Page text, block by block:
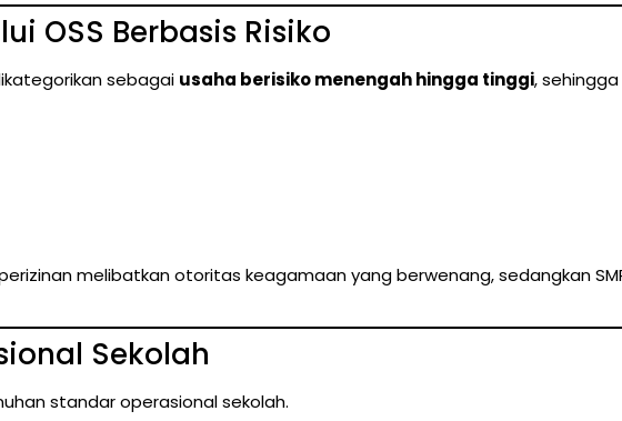
OSS Berbasis Risiko
sebagai usaha berisiko menengah hingga tinggi,
melibatkan otoritas keagamaan yang berwenang, sedangkan
Sekolah
standar operasional sekolah.